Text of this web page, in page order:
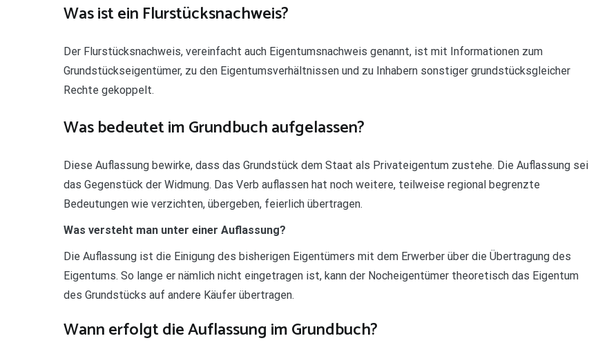
Was ist ein Flurstücksnachweis?
Der Flurstücksnachweis, vereinfacht auch Eigentumsnachweis genannt, ist mit Informationen zum
Grundstückseigentümer, zu den Eigentumsverhältnissen und zu Inhabern sonstiger grundstücksgleicher
Rechte gekoppelt.
Was bedeutet im Grundbuch aufgelassen?
Diese Auflassung bewirke, dass das Grundstück dem Staat als Privateigentum zustehe. Die Auflassung sei
das Gegenstück der Widmung. Das Verb auflassen hat noch weitere, teilweise regional begrenzte
Bedeutungen wie verzichten, übergeben, feierlich übertragen.
Was versteht man unter einer Auflassung?
Die Auflassung ist die Einigung des bisherigen Eigentümers mit dem Erwerber über die Übertragung des
Eigentums. So lange er nämlich nicht eingetragen ist, kann der Nocheigentümer theoretisch das Eigentum
des Grundstücks auf andere Käufer übertragen.
Wann erfolgt die Auflassung im Grundbuch?